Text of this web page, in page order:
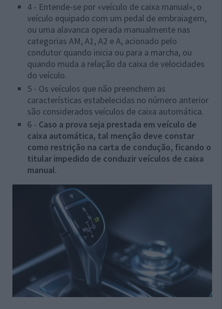
4 - Entende-se por «veículo de caixa manual», o
veículo equipado com um pedal de embraiagem,
ou uma alavanca operada manualmente nas
categorias AM, A1, A2 e A, acionado pelo
condutor quando inicia ou para a marcha, ou
quando muda a relação da caixa de velocidades
do veículo.
5 - Os veículos que não preenchem as
características estabelecidas no número anterior
são considerados veículos de caixa automática.
6 - Caso a prova seja prestada em veículo de
caixa automática, tal menção deve constar
como restrição na carta de condução, ficando o
titular impedido de conduzir veículos de caixa
manual.